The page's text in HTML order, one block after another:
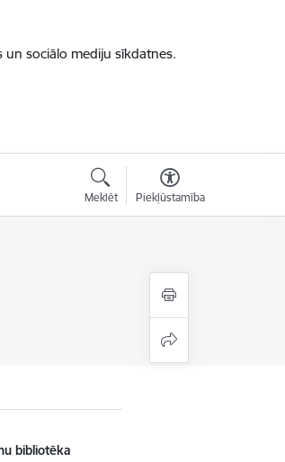
sociālo mediju sīkdatnes.
Meklēt Piekļūstamība
bibliotēka